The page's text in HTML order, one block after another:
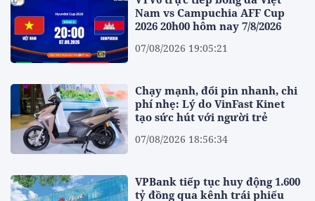
Nam vs Campuchia AFF Cup
2026 20h00 hôm nay 7/8/2026
07/08/2026 19:05:21
Chạy mạnh, đổi pin nhanh, chi
phí nhẹ: Lý do VinFast Kinet
tạo sức hút với người trẻ
07/08/2026 18:56:34
VPBank tiếp tục huy động 1.600
tỷ đồng qua kênh trái phiếu